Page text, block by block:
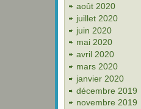
août 2020
juillet 2020
juin 2020
mai 2020
avril 2020
mars 2020
janvier 2020
décembre 2019
novembre 2019